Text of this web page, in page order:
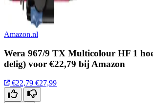
Amazon.nl
Wera 967/9 TX Multicolour HF 1
delig) voor €22,79 bij Amazon
€22,79 €27,99